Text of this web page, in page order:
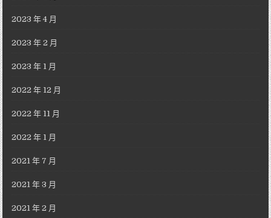
2023 年 4 月
2023 年 2 月
2023 年 1 月
2022 年 12 月
2022 年 11 月
2022 年 1 月
2021 年 7 月
2021 年 3 月
2021 年 2 月